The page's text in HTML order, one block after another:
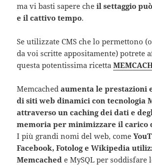
ma vi basti sapere cheil settaggio
e il cattivo tempo.
Se utilizzate CMS che lo permettono
da voi scritte appositamente) potrete
questa potentissima ricetta
Memcachedaumenta le prestazioni
di siti web dinamici con tecnologia
attraverso un caching dei dati e
memoria per minimizzare il carico
I più grandi nomi del web, come
Facebook, Fotolog e Wikipedia
Memcached e MySQL per soddisfare